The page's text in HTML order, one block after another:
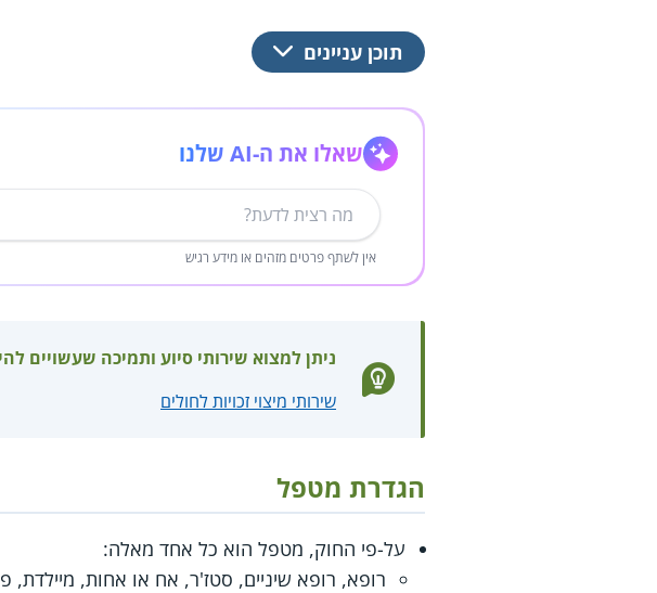
תוכן עניינים
שאלו את ה-AI שלנו
אין לשתף פרטים מזהים או מידע רגיש
ניתן למצוא שירותי סיוע ותמיכה שעשויים
שירותי מיצוי זכויות לחולים
הגדרת מטפל
על-פי החוק, מטפל הוא כל אחד מאלה:
רופא, רופא שיניים, סטז'ר, אח או אחות, מיילדת,